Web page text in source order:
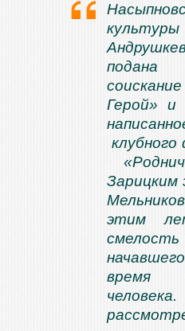
подана
Герой» и
Зарицким
этим